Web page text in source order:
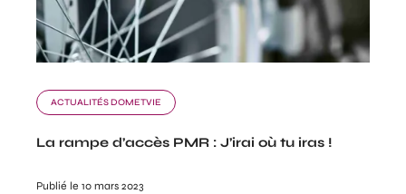
ACTUALITÉS DOMETVIE
La rampe d’accès PMR : J’irai où tu iras !
Publié le 10 mars 2023